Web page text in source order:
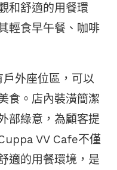
和舒適的用餐環
輕食早午餐、咖啡
戶外座位區，可以
食。店內裝潢簡潔
部綠意，為顧客提
VV Cafe不僅
適的用餐環境，是